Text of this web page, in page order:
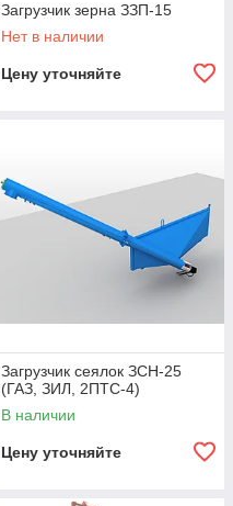
Загрузчик зерна ЗЗП-15
Нет в наличии
Цену уточняйте
Загрузчик сеялок ЗСН-25
(ГАЗ, ЗИЛ, 2ПТС-4)
В наличии
Цену уточняйте